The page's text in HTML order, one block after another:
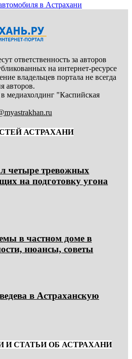
в Астрахани
ответственность за авторов
на интернет-ресурсе
владельцев портала не всегда
авторов.
медиахолдинг "Каспийская
АСТРАХАНИ
четыре тревожных
на подготовку угона
в частном доме в
нюансы, советы
в Астраханскую
И СТАТЬИ ОБ АСТРАХАНИ